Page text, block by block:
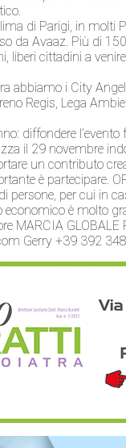
di Parigi, in molti
da Avaaz. Più di
liberi cittadini a
abbiamo i City
Regis, Lega
diffondere
il 29 novembre
un contributo
è partecipare.
persone, per cui in
è molto
MARCIA GLOBALE
Gerry +39 392